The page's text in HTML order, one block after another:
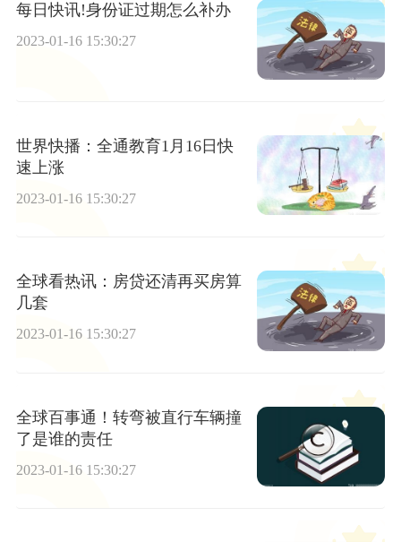
每日快讯!身份证过期怎么补办
2023-01-16 15:30:27
世界快播：全通教育1月16日快
速上涨
2023-01-16 15:30:27
全球看热讯：房贷还清再买房算
几套
2023-01-16 15:30:27
全球百事通！转弯被直行车辆撞
了是谁的责任
2023-01-16 15:30:27